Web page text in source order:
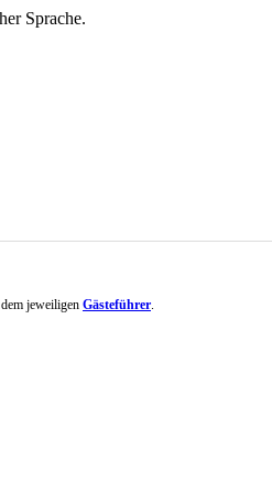
Sprache.
jeweiligen Gästeführer.